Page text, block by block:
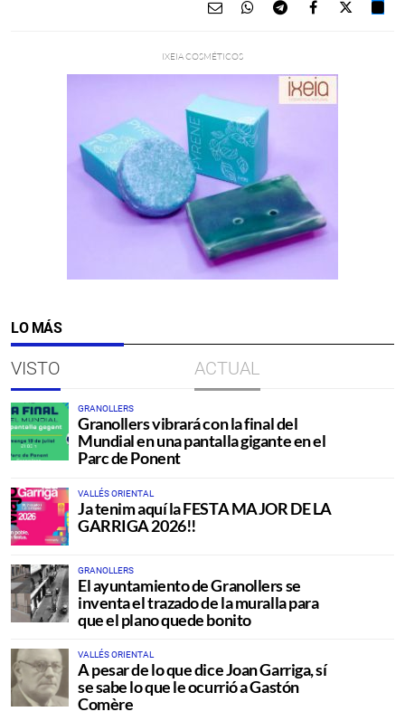
LO MÁS
VISTO ACTUAL
GRANOLLERS
Granollers vibrará con la final del
Mundial en una pantalla gigante en el
Parc de Ponent
VALLÉS ORIENTAL
Ja tenim aquí la FESTA MAJOR DE LA
GARRIGA 2026!!
GRANOLLERS
El ayuntamiento de Granollers se
inventa el trazado de la muralla para
que el plano quede bonito
VALLÉS ORIENTAL
A pesar de lo que dice Joan Garriga, sí
se sabe lo que le ocurrió a Gastón
Comère